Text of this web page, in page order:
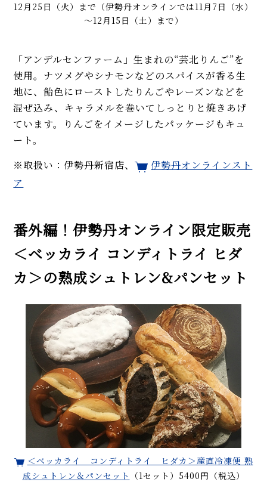
12月25日（火）まで（伊勢丹オンラインでは11月7日（水）
～12月15日（土）まで）
「アンデルセンファーム」生まれの“芸北りんご”を
使用。ナツメグやシナモンなどのスパイスが香る生
地に、飴色にローストしたりんごやレーズンなどを
混ぜ込み、キャラメルを巻いてしっとりと焼きあげ
ています。りんごをイメージしたパッケージもキュ
ート。
※取扱い：伊勢丹新宿店、
伊勢丹オンラインスト
ア
番外編！伊勢丹オンライン限定販売
＜ベッカライ コンディトライ ヒダ
カ＞の熟成シュトレン&パンセット
＜ベッカライ コンディトライ ヒダカ＞産直冷凍便 熟
成シュトレン＆パンセット
（1セット）5400円（税込）